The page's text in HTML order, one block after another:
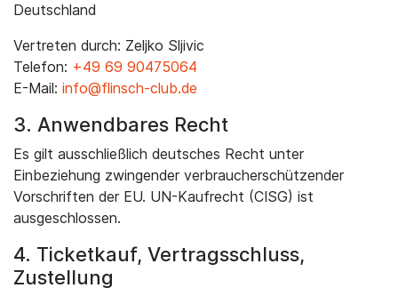
Deutschland
Vertreten durch: Zeljko Sljivic
Telefon: +49 69 90475064
E-Mail: info@flinsch-club.de
3. Anwendbares Recht
Es gilt ausschließlich deutsches Recht unter
Einbeziehung zwingender verbraucherschützender
Vorschriften der EU. UN-Kaufrecht (CISG) ist
ausgeschlossen.
4. Ticketkauf, Vertragsschluss,
Zustellung